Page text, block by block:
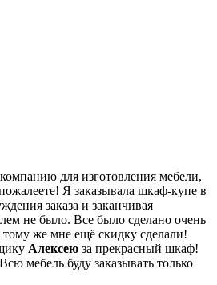
для изготовления мебели,
Я заказывала шкаф-купе в
заказа и заканчивая
не было. Все было сделано очень
же мне ещё скидку сделали!
Алексею за прекрасный шкаф!
мебель буду заказывать только